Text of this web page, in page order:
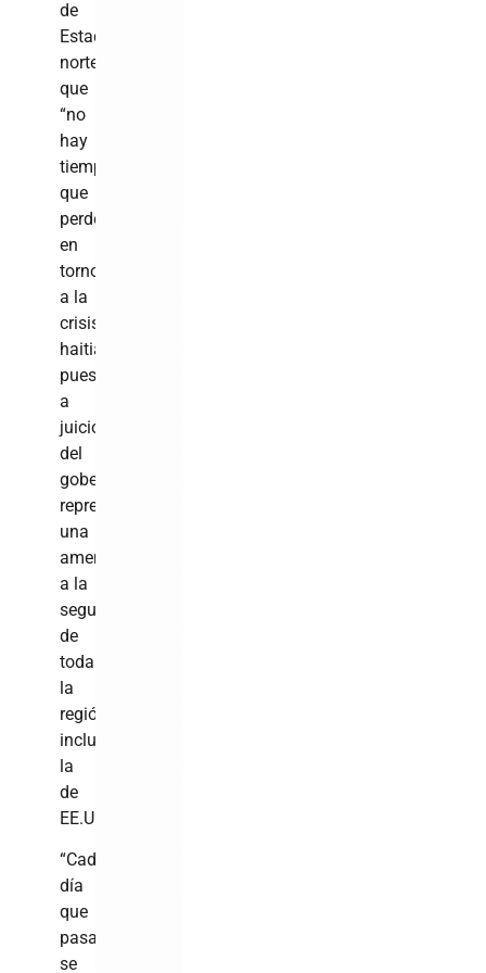
de
Estado
norteamericano
que
“no
hay
tiempo
que
perder”
en
torno
a la
crisis
haitiana,
pues,
a
juicio
del
gobernante,
representa
una
amenaza
a la
seguridad
de
toda
la
región,
incluyendo
la
de
EE.UU.
“Cada
día
que
pasa
se